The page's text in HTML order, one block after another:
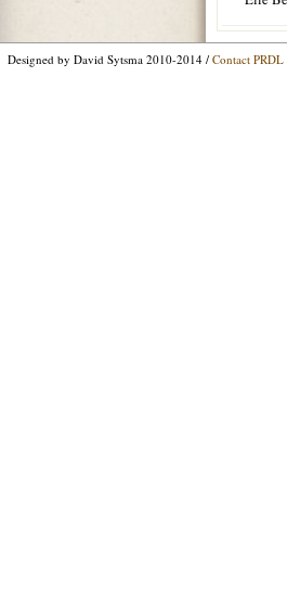
Designed by David Sytsma 2010-2014 / Contact PRDL